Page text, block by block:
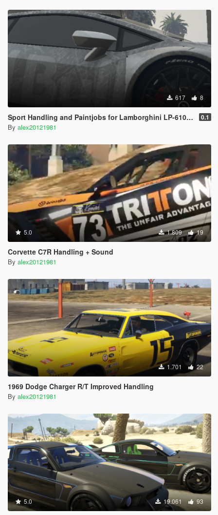
617 8
Sport Handling and Paintjobs for Lamborghini LP-610 LibertyWalk 0.1
By alex20121981
5.0 1.809 19
Corvette C7R Handling + Sound
By alex20121981
1.701 22
1969 Dodge Charger R/T Improved Handling
By alex20121981
5.0 19.061 93